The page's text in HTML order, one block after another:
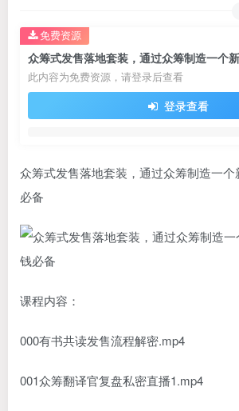
此内容为免费资源，请登录后查看
登录查看
免费资源
众筹式发售落地套装，通过众筹制造一
必备
课程内容：
000有书共读发售流程解密.mp4
001众筹翻译官复盘私密直播1.mp4